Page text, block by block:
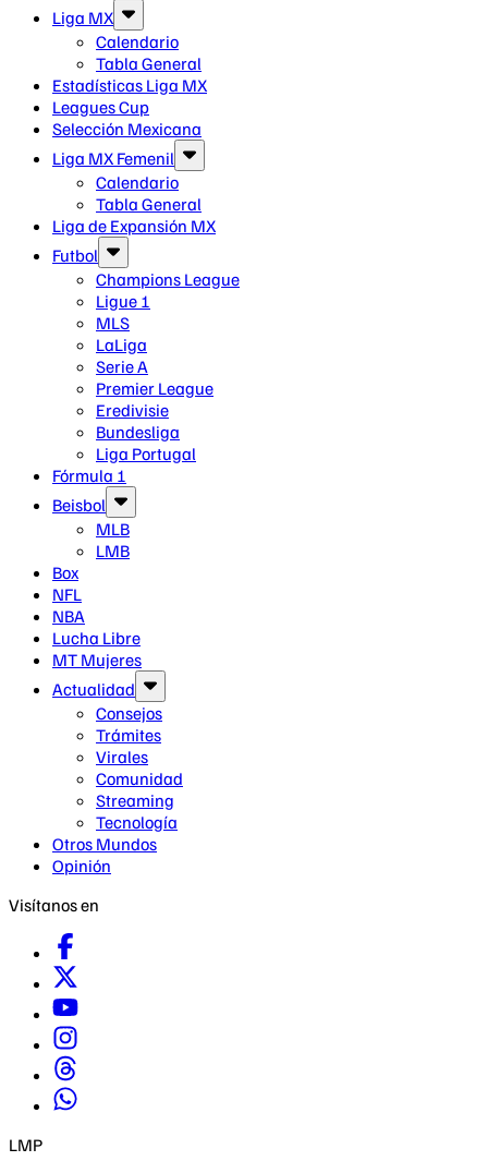
Liga MX
Calendario
Tabla General
Estadísticas Liga MX
Leagues Cup
Selección Mexicana
Liga MX Femenil
Calendario
Tabla General
Liga de Expansión MX
Futbol
Champions League
Ligue 1
MLS
LaLiga
Serie A
Premier League
Eredivisie
Bundesliga
Liga Portugal
Fórmula 1
Beisbol
MLB
LMB
Box
NFL
NBA
Lucha Libre
MT Mujeres
Actualidad
Consejos
Trámites
Virales
Comunidad
Streaming
Tecnología
Otros Mundos
Opinión
Visítanos en
LMP